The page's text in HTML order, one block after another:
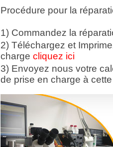
Procédure pour la
1) Commandez la
2) Téléchargez et
charge cliquez ici
3) Envoyez nous votre
de prise en charge à